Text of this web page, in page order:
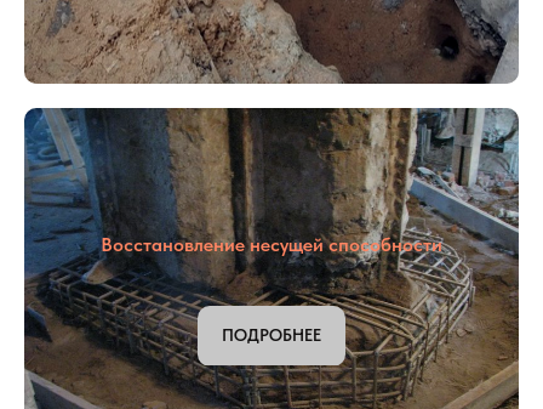
Усиление фундаментов
ПОДРОБНЕЕ